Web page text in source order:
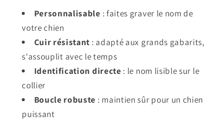
Personnalisable : faites graver le nom de
votre chien
Cuir résistant : adapté aux grands gabarits,
s'assouplit avec le temps
Identification directe : le nom lisible sur le
collier
Boucle robuste : maintien sûr pour un chien
puissant